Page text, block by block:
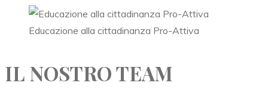
Educazione alla cittadinanza Pro-Attiva
IL NOSTRO TEAM